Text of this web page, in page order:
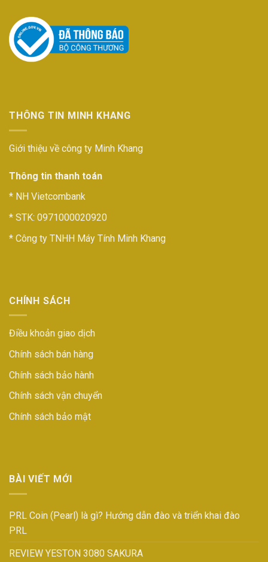
THÔNG TIN MINH KHANG
Giới thiệu về công ty Minh Khang
Thông tin thanh toán
* NH Vietcombank
* STK: 0971000020920
* Công ty TNHH Máy Tính Minh Khang
CHÍNH SÁCH
Điều khoản giao dịch
Chính sách bán hàng
Chính sách bảo hành
Chính sách vận chuyển
Chính sách bảo mật
BÀI VIẾT MỚI
PRL Coin (Pearl) là gì? Hướng dẫn đào và triển khai đào
PRL
REVIEW YESTON 3080 SAKURA